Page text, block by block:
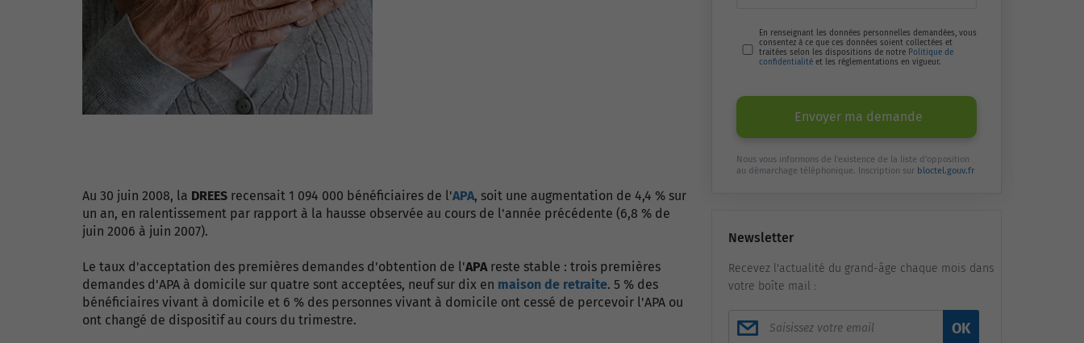
Au 30 juin 2008, la DREES recensait 1 094 000 bénéficiaires de l'APA, soit une augmentation de 4,4 % sur
un an, en ralentissement par rapport à la hausse observée au cours de l'année précédente (6,8 % de
juin 2006 à juin 2007).
Le taux d'acceptation des premières demandes d'obtention de l'APAreste stable : trois premières
demandes d'APA à domicile sur quatre sont acceptées, neuf sur dix en maison de retraite. 5 % des
bénéficiaires vivant à domicile et 6 % des personnes vivant à domicile ont cessé de percevoir l'APA ou
ont changé de dispositif au cours du trimestre.
En renseignant les données personnelles demandées, vous
consentez à ce que ces données soient collectées et
traitées selon les dispositions de notre Politique de
confidentialitéet les réglementations en vigueur.
Envoyer ma demande
Nous vous informons de l'existence de la liste d'opposition
au démarchage téléphonique. Inscription sur bloctel.gouv.fr
Newsletter
Recevez l'actualité du grand-âge chaque mois dans
votre boîte mail :
OK